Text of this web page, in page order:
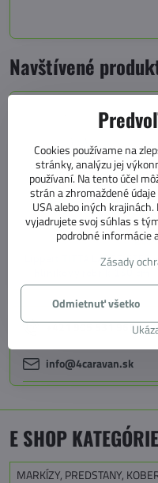
Navštívené
Lippert TITTA LARGE-STEP –
hliníkový rebrík 130 cm
+421 905 531 966
info@4caravan.sk
E SHOP KATEGÓRIE
MARKÍZY, PREDSTANY,
Cookies používame na
stránky, analýzu jej
používaní. Na tento účel
strán a zhromaždené
USA alebo iných
vyjadrujete svoj súhlas s
podrobné informácie
Zásady
Odmietnuť všetko